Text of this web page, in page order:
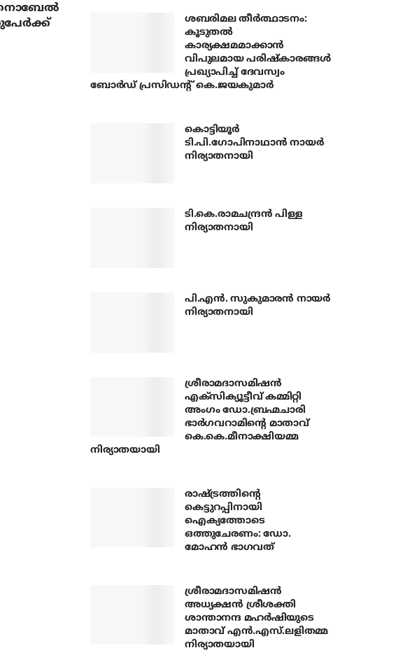
നൊബേല്‍
ശബരിമല തീര്‍ത്ഥാടനം:
കൂടുതല്‍
കാര്യക്ഷമമാക്കാന്‍
വിപുലമായ പരിഷ്‌കാരങ്ങള്‍
പ്രഖ്യാപിച്ച് ദേവസ്വം
ബോര്‍ഡ് പ്രസിഡന്റ് കെ.ജയകുമാര്‍
കൊട്ടിയൂര്‍
ടി.പി.ഗോപിനാഥാന്‍ നായര്‍
നിര്യാതനായി
ടി.കെ.രാമചന്ദ്രന്‍ പിള്ള
നിര്യാതനായി
പി.എന്‍. സുകുമാരന്‍ നായര്‍
നിര്യാതനായി
ശ്രീരാമദാസമിഷന്‍
എക്‌സിക്യൂട്ടീവ് കമ്മിറ്റി
അംഗം ഡോ.ബ്രഹ്മചാരി
ഭാര്‍ഗവറാമിന്റെ മാതാവ്
കെ.കെ.മീനാക്ഷിയമ്മ
നിര്യാതയായി
രാഷ്ട്രത്തിന്റെ
കെട്ടുറപ്പിനായി
ഐക്യത്തോടെ
ഒത്തുചേരണം: ഡോ.
മോഹന്‍ ഭാഗവത്
ശ്രീരാമദാസമിഷന്‍
അധ്യക്ഷന്‍ ശ്രീശക്തി
ശാന്താനന്ദ മഹര്‍ഷിയുടെ
മാതാവ് എന്‍.എസ്.ലളിതമ്മ
നിര്യാതയായി